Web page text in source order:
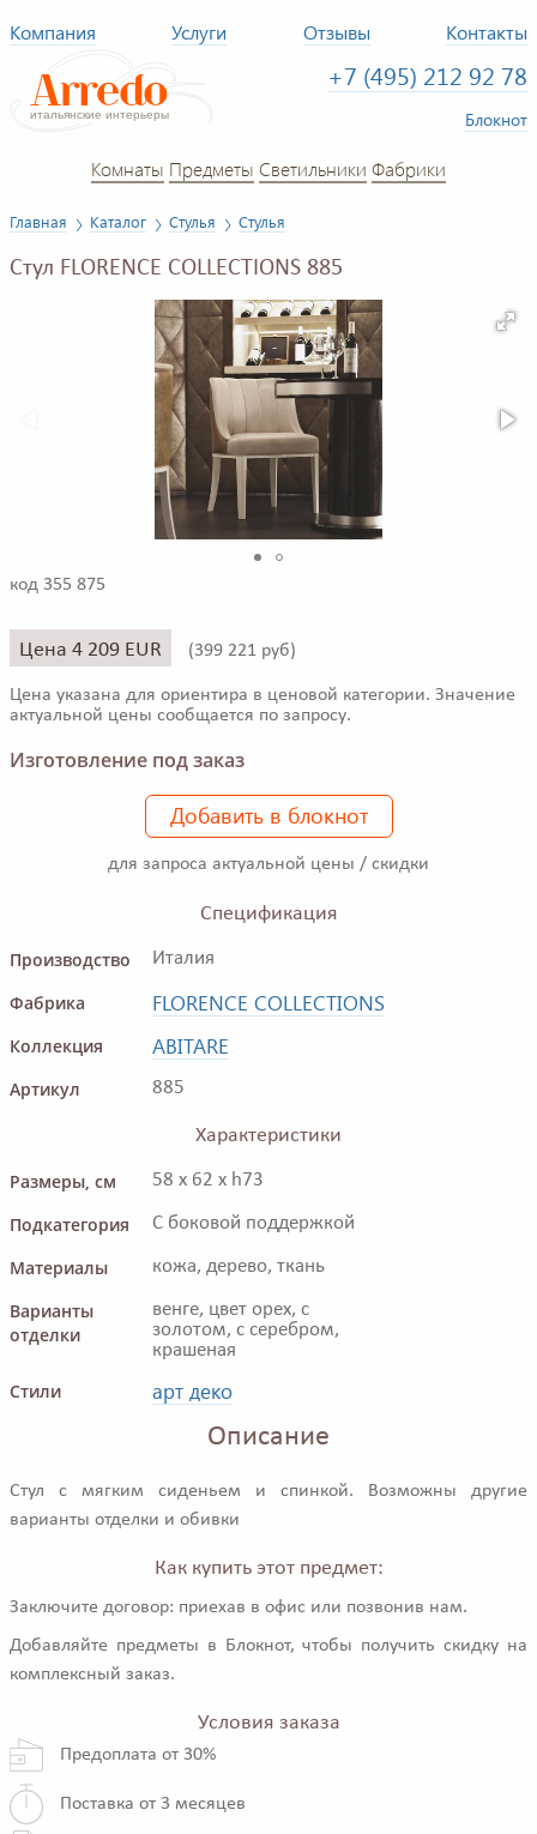
Компания Услуги Отзывы Контакты
+7 (495) 212 92 78
Блокнот
Комнаты Предметы Светильники Фабрики
Главная Каталог Стулья Стулья
Стул FLORENCE COLLECTIONS 885
код 355 875
Цена 4 209 EUR (399 221 руб)
Цена указана для ориентира в ценовой категории. Значение
актуальной цены сообщается по запросу.
Изготовление под заказ
Добавить в блокнот
для запроса актуальной цены / скидки
Спецификация
Производство
Италия
Фабрика FLORENCE COLLECTIONS
Коллекция ABITARE
Артикул 885
Характеристики
Размеры, см
58 x 62 x h73
Подкатегория С боковой поддержкой
Материалы кожа, дерево, ткань
Варианты
отделки
венге, цвет орех, с
золотом, с серебром,
крашеная
Стили арт деко
Описание
Стул с мягким сиденьем и спинкой. Возможны другие
варианты отделки и обивки
Как купить этот предмет:
Заключите договор: приехав в офис или позвонив нам.
Добавляйте предметы в Блокнот, чтобы получить скидку на
комплексный заказ.
Условия заказа
Предоплата от 30%
Поставка от 3 месяцев